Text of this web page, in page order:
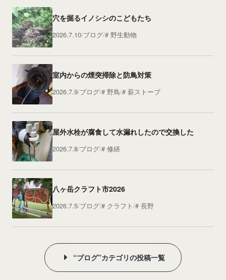
穴を掘るイノシシのこどもたち
2026.7.10 ブログ 野生動物
室内からの煙突掃除と防鳥対策
2026.7.9 ブログ 野鳥 薪ストーブ
屋外水栓が腐食して水漏れしたので交換した
2026.7.8 ブログ 修繕
八ヶ岳クラフト市2026
2026.7.5 ブログ クラフト 長野
“ブログ”カテゴリの投稿一覧